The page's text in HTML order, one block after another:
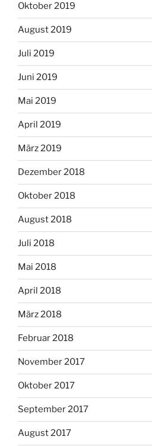
Oktober 2019
August 2019
Juli 2019
Juni 2019
Mai 2019
April 2019
März 2019
Dezember 2018
Oktober 2018
August 2018
Juli 2018
Mai 2018
April 2018
März 2018
Februar 2018
November 2017
Oktober 2017
September 2017
August 2017